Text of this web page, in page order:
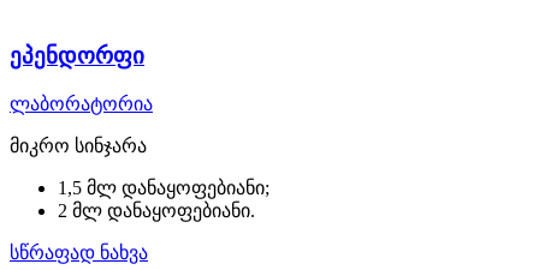
ეპენდორფი
ლაბორატორია
მიკრო სინჯარა
1,5 მლ დანაყოფებიანი;
2 მლ დანაყოფებიანი.
სწრაფად ნახვა